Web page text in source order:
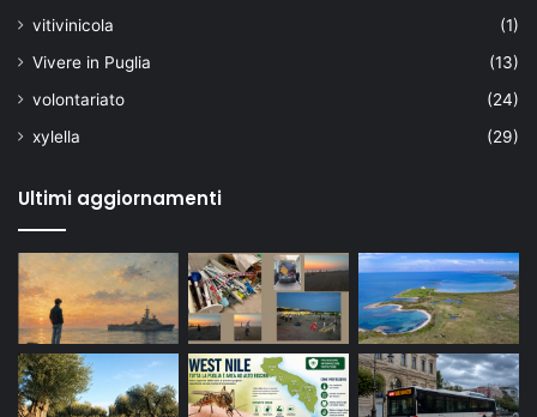
vitivinicola
(1)
Vivere in Puglia
(13)
volontariato
(24)
xylella
(29)
Ultimi aggiornamenti